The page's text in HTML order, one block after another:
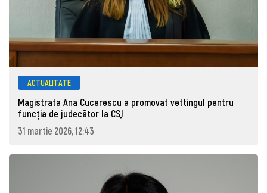
ACTUALITATE
Magistrata Ana Cucerescu a promovat vettingul pentru
funcția de judecător la CSJ
31 martie 2026, 12:43